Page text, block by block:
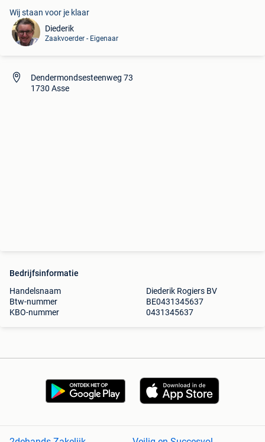
Wij staan voor je klaar
Diederik
Zaakvoerder - Eigenaar
Dendermondsesteenweg 73
1730 Asse
Bedrijfsinformatie
Handelsnaam
Diederik Rogiers BV
Btw-nummer
BE0431345637
KBO-nummer
0431345637